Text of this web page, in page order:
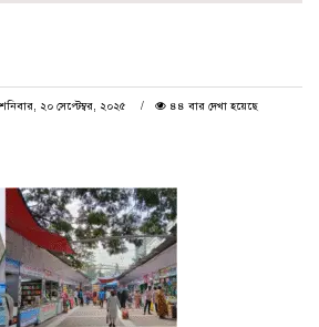
২০ সেপ্টেম্বর, ২০২৫ ৪৪ বার দেখা হয়েছে